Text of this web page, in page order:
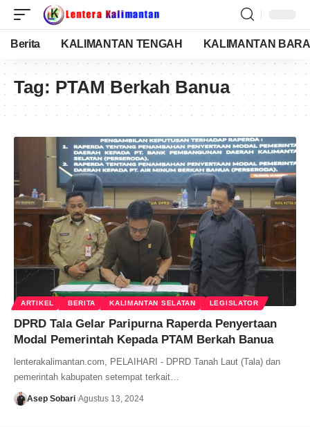
Berita KALIMANTAN TENGAH KALIMANTAN
Tag: PTAM Berkah Banua
ARTIKEL BERITA KALIMANTAN SELATAN LEGISLATOR
DPRD Tala Gelar Paripurna Raperda Penyertaan
Modal Pemerintah Kepada PTAM Berkah Banua
lenterakalimantan.com, PELAIHARI - DPRD Tanah Laut (Tala) dan
pemerintah kabupaten setempat terkait…
Asep Sobari Agustus 13, 2024